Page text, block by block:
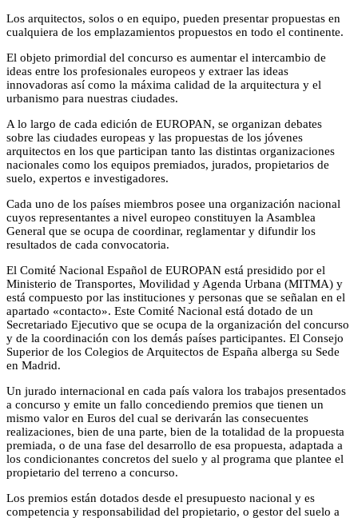
Los arquitectos, solos o en equipo, pueden presentar propuestas en
cualquiera de los emplazamientos propuestos en todo el continente.
El objeto primordial del concurso es aumentar el intercambio de
ideas entre los profesionales europeos y extraer las ideas
innovadoras así como la máxima calidad de la arquitectura y el
urbanismo para nuestras ciudades.
A lo largo de cada edición de EUROPAN, se organizan debates
sobre las ciudades europeas y las propuestas de los jóvenes
arquitectos en los que participan tanto las distintas organizaciones
nacionales como los equipos premiados, jurados, propietarios de
suelo, expertos e investigadores.
Cada uno de los países miembros posee una organización nacional
cuyos representantes a nivel europeo constituyen la Asamblea
General que se ocupa de coordinar, reglamentar y difundir los
resultados de cada convocatoria.
El Comité Nacional Español de EUROPAN está presidido por el
Ministerio de Transportes, Movilidad y Agenda Urbana (MITMA) y
está compuesto por las instituciones y personas que se señalan en el
apartado «contacto». Este Comité Nacional está dotado de un
Secretariado Ejecutivo que se ocupa de la organización del concurso
y de la coordinación con los demás países participantes. El Consejo
Superior de los Colegios de Arquitectos de España alberga su Sede
en Madrid.
Un jurado internacional en cada país valora los trabajos presentados
a concurso y emite un fallo concediendo premios que tienen un
mismo valor en Euros del cual se derivarán las consecuentes
realizaciones, bien de una parte, bien de la totalidad de la propuesta
premiada, o de una fase del desarrollo de esa propuesta, adaptada a
los condicionantes concretos del suelo y al programa que plantee el
propietario del terreno a concurso.
Los premios están dotados desde el presupuesto nacional y es
competencia y responsabilidad del propietario, o gestor del suelo a